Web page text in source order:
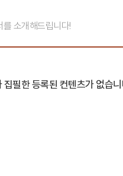
를 소개해드립니다!
필한 등록된 컨텐츠가 없습